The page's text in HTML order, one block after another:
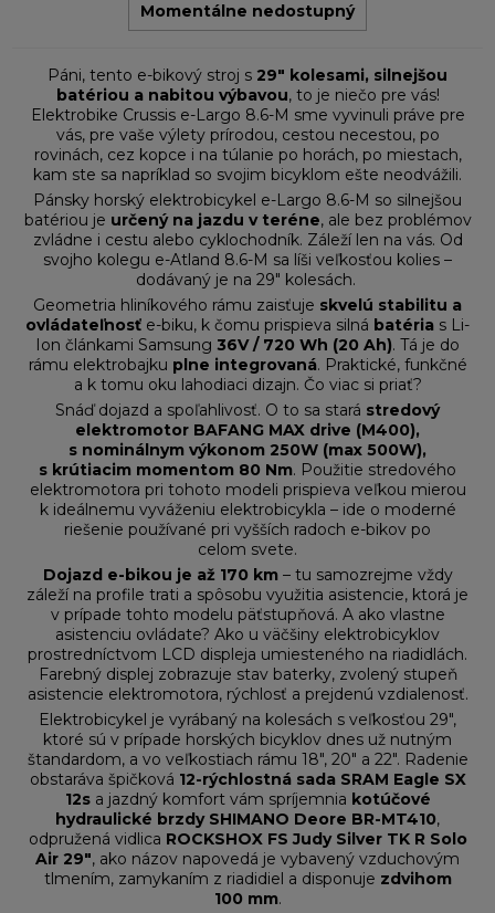
Momentálne nedostupný
Páni, tento e-bikový stroj s 29" kolesami, silnejšou
batériou a nabitou výbavou, to je niečo pre vás!
Elektrobike Crussis e-Largo 8.6-M sme vyvinuli práve pre
vás, pre vaše výlety prírodou, cestou necestou, po
rovinách, cez kopce i na túlanie po horách, po miestach,
kam ste sa napríklad so svojim bicyklom ešte neodvážili.
Pánsky horský elektrobicykel e-Largo 8.6-M so silnejšou
batériou je určený na jazdu v teréne, ale bez problémov
zvládne i cestu alebo cyklochodník. Záleží len na vás. Od
svojho kolegu e-Atland 8.6-M sa líši veľkosťou kolies –
dodávaný je na 29" kolesách.
Geometria hliníkového rámu zaisťuje skvelú stabilitu a
ovládateľnosť e-biku, k čomu prispieva silná batéria s Li-
Ion článkami Samsung 36V / 720 Wh (20 Ah). Tá je do
rámu elektrobajku plne integrovaná. Praktické, funkčné
a k tomu oku lahodiaci dizajn. Čo viac si priať?
Snáď dojazd a spoľahlivosť. O to sa stará stredový
elektromotor BAFANG MAX drive (M400),
s nominálnym výkonom 250W (max 500W),
s krútiacim momentom 80 Nm. Použitie stredového
elektromotora pri tohoto modeli prispieva veľkou mierou
k ideálnemu vyváženiu elektrobicykla – ide o moderné
riešenie používané pri vyšších radoch e-bikov po
celom svete.
Dojazd e-bikou je až 170 km– tu samozrejme vždy
záleží na profile trati a spôsobu využitia asistencie, ktorá je
v prípade tohto modelu päťstupňová. A ako vlastne
asistenciu ovládate? Ako u väčšiny elektrobicyklov
prostredníctvom LCD displeja umiesteného na riadidlách.
Farebný displej zobrazuje stav baterky, zvolený stupeň
asistencie elektromotora, rýchlosť a prejdenú vzdialenosť.
Elektrobicykel je vyrábaný na kolesách s veľkosťou 29",
ktoré sú v prípade horských bicyklov dnes už nutným
štandardom, a vo veľkostiach rámu 18", 20" a 22". Radenie
obstaráva špičková 12-rýchlostná sada SRAM Eagle SX
12sa jazdný komfort vám spríjemnia kotúčové
hydraulické brzdy SHIMANO Deore BR-MT410,
odpružená vidlica ROCKSHOX FS Judy Silver TK R Solo
Air 29", ako názov napovedá je vybavený vzduchovým
tlmením, zamykaním z riadidiel a disponuje zdvihom
100 mm.